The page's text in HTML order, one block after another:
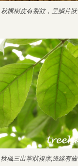
秋楓樹皮有裂紋，呈鱗片狀
秋楓三出掌狀複葉,邊緣有齒